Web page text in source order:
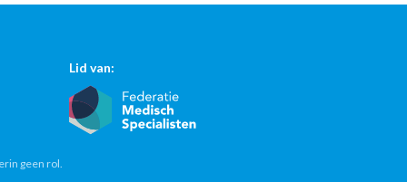
Lid van:
geen rol.